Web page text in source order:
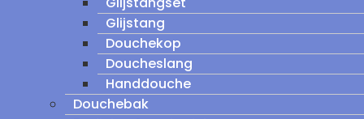
Glijstang
Douchekop
Doucheslang
Handdouche
Douchebak